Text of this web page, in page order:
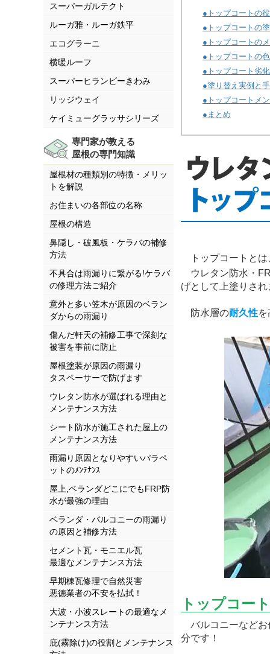
スーパーガルテクト
ルーガ雅・ルーガ鉄平
エコグラーニ
横暖ルーフ
スーパーヒランビーきわみ
リッジウェイ
ケイミューグラッサシリーズ
専門家が教える
屋根の専門知識
屋根材の種類別の特徴・メリッ
トを解説
お住まいの各部位の名称
屋根の構造
鼻隠し・破風板・ケラバの補修
方法
不具合は雨漏りに繋がる!ケラバ
の修理方法ご紹介
意外と多い笠木が原因のベラン
ダからの雨漏り
傷んだ軒天の補修工事で深刻な
被害を事前に防止
屋根塗装が原因の雨漏り
タスペーサーで防げます
ウレタン防水が選ばれる理由と
メンテナンス方法
シート防水が施工された屋上の
メンテナンス方法
雨漏り原因となりやすいパラペ
ットのﾒﾝﾃﾅﾝｽ
屋上,ベランダどこにでもFRP防
水が最強の理由
ベランダ・バルコニーの雨漏り
の原因と補修方法
セメント瓦・モニエル瓦
最適なメンテナンス方法
早期棟瓦修理で自然災害
悪徳業者の不安を払拭！
大波・小波スレートの最適なメ
ンテナンス方法
庇(霧除け)の役割とメンテナンス
●トップコートの
●トップコートの
●トップコートの
●トップコートの
●トップコート劣
●塗り替え実例と
●トップコートメ
●まとめ
トップコートとは
ウレタン防水・
げとして上塗りされ
防水層の耐久性
トップコー
バルコニーなどお
分です！